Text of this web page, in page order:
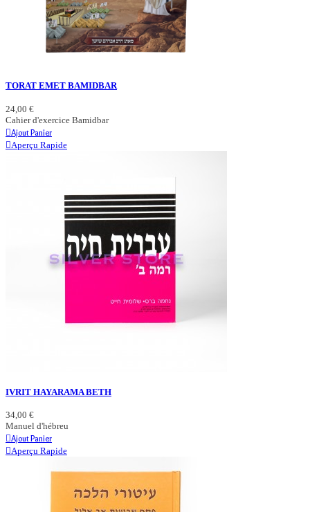
TORAT EMET BAMIDBAR
24,00 €
Cahier d'exercice Bamidbar
Ajout Panier
Aperçu Rapide
IVRIT HAYARAMA BETH
34,00 €
Manuel d'hébreu
Ajout Panier
Aperçu Rapide